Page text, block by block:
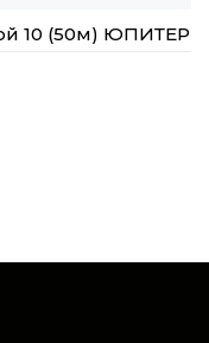
10 (50м) ЮПИТЕР